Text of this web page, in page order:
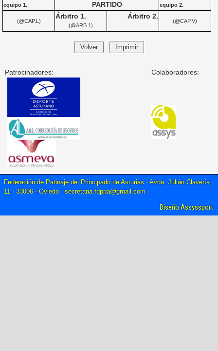
equipo 1.
PARTIDO
equipo 2.
(@CAP.L)
Árbitro 1.
(@ARB.1)
Árbitro 2.
(@CAP.V)
Patrocinadores: Colaboradores:
Federación de Patinaje del Principado de Asturias · Avda. Julián Clavería,
11 · 33006 - Oviedo · secretaria.fdppa@gmail.com
Diseño Assyssport